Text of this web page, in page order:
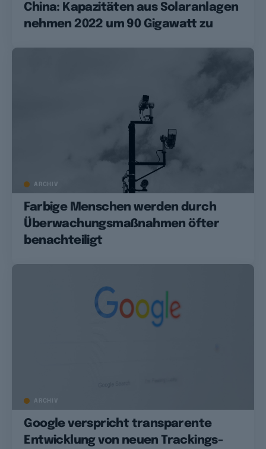
China: Kapazitäten aus Solaranlagen
nehmen 2022 um 90 Gigawatt zu
ARCHIV
Farbige Menschen werden durch
Überwachungsmaßnahmen öfter
benachteiligt
ARCHIV
Google verspricht transparente
Entwicklung von neuen Trackings-